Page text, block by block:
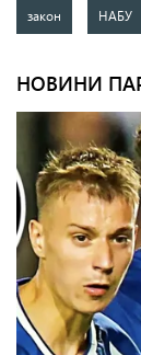
закон НАБУ